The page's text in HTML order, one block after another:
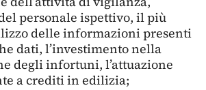
personale ispettivo, il più
delle informazioni presenti
dati, l’investimento nella
degli infortuni, l’attuazione
a crediti in edilizia;